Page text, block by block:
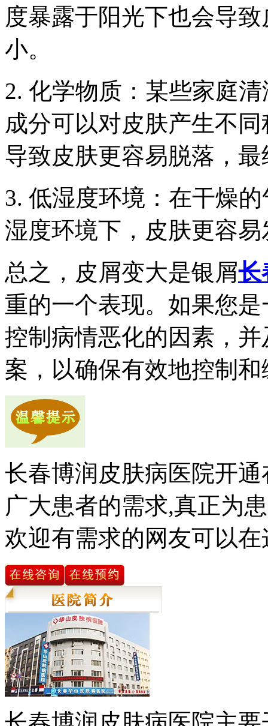
度暴露于阳光下也会导
小。
2. 化学物质：某些家庭
成分可以对皮肤产生不
导致皮肤更容易脱落，
3. 低湿度环境：在干燥
湿度环境下，皮肤更容
总之，皮屑变大是银屑长
重的一个表现。如果您
控制病情恶化的因素，
案，以确保有效地控制
长春博润皮肤病医院开
广大患者的需求,真正为
欢迎有需求的网友可以